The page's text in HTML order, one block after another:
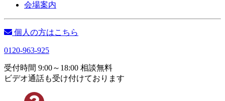
会場案内
個人の方はこちら
0120-963-925
受付時間 9:00～18:00 相談無料
ビデオ通話も受け付けております